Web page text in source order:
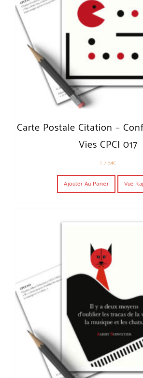
Carte Postale Citation –
Vies CPCI 017
1,75€
Ajouter Au Panier Vue